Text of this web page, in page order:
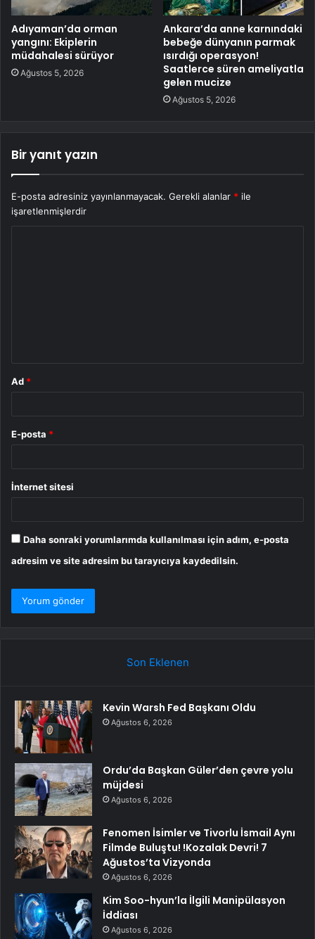
Adıyaman’da orman
yangını: Ekiplerin
müdahalesi sürüyor
Ağustos 5, 2026
Ankara’da anne karnındaki
bebeğe dünyanın parmak
ısırdığı operasyon!
Saatlerce süren ameliyatla
gelen mucize
Ağustos 5, 2026
Bir yanıt yazın
E-posta adresiniz yayınlanmayacak. Gerekli alanlar * ile
işaretlenmişlerdir
Ad *
E-posta *
İnternet sitesi
Daha sonraki yorumlarımda kullanılması için adım, e-posta
adresim ve site adresim bu tarayıcıya kaydedilsin.
Son Eklenen
Kevin Warsh Fed Başkanı Oldu
Ağustos 6, 2026
Ordu’da Başkan Güler’den çevre yolu
müjdesi
Ağustos 6, 2026
Fenomen İsimler ve Tivorlu İsmail Aynı
Filmde Buluştu! !Kozalak Devri! 7
Ağustos’ta Vizyonda
Ağustos 6, 2026
Kim Soo-hyun’la İlgili Manipülasyon
İddiası
Ağustos 6, 2026